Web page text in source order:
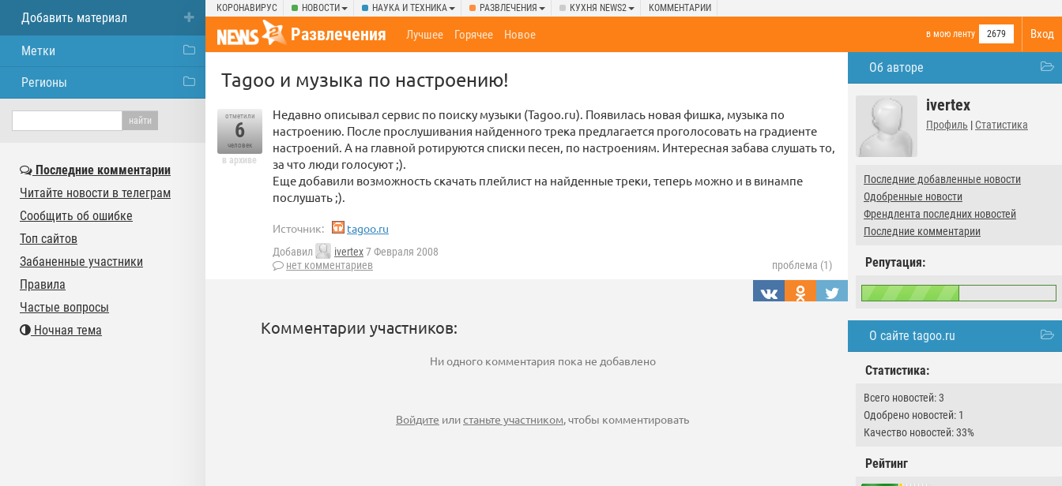
КОРОНАВИРУС НОВОСТИ НАУКА И ТЕХНИКА РАЗВЛЕЧЕНИЯ КУХНЯ NEWS2 КОММЕНТАРИИ
Вход
Развлечения в мою ленту 2679
Лучшее Горячее Новое
Об авторе
ivertex
Профиль | Статистика
Последние добавленные новости
Одобренные новости
Френдлента последних новостей
Последние комментарии
Репутация:
О сайте tagoo.ru
Статистика:
Всего новостей: 3
Одобрено новостей: 1
Качество новостей: 33%
Рейтинг
Tagoo и музыка по настроению!
отметили
6
человек
в архиве
Недавно описывал сервис по поиску музыки (Tagoo.ru). Появилась новая фишка, музыка по
настроению. После прослушивания найденного трека предлагается проголосовать на градиенте
настроений. А на главной ротируются списки песен, по настроениям. Интересная забава слушать то,
за что люди голосуют ;).
Еще добавили возможность скачать плейлист на найденные треки, теперь можно и в винампе
послушать ;).
Источник: tagoo.ru
Добавил ivertex7 Февраля 2008
нет комментариев
проблема (1)
Комментарии участников:
Ни одного комментария пока не добавлено
Войдите илистаньте участником, чтобы комментировать
Добавить материал
Метки
Регионы
Последние комментарии
Читайте новости в телеграм
Сообщить об ошибке
Топ сайтов
Забаненные участники
Правила
Частые вопросы
Ночная тема